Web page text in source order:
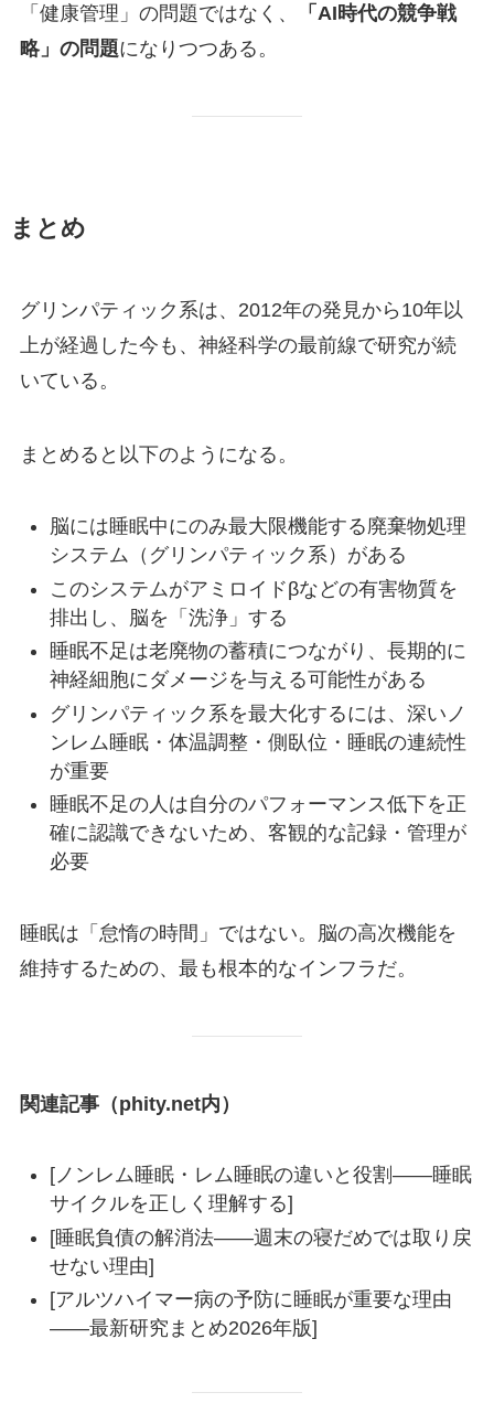
「健康管理」の問題ではなく、
「AI時代の競争戦
略」の問題になりつつある。
まとめ
グリンパティック系は、2012年の発見から10年以
上が経過した今も、神経科学の最前線で研究が続
いている。
まとめると以下のようになる。
脳には睡眠中にのみ最大限機能する廃棄物処理
システム（グリンパティック系）がある
このシステムがアミロイドβなどの有害物質を
排出し、脳を「洗浄」する
睡眠不足は老廃物の蓄積につながり、長期的に
神経細胞にダメージを与える可能性がある
グリンパティック系を最大化するには、深いノ
ンレム睡眠・体温調整・側臥位・睡眠の連続性
が重要
睡眠不足の人は自分のパフォーマンス低下を正
確に認識できないため、客観的な記録・管理が
必要
睡眠は「怠惰の時間」ではない。脳の高次機能を
維持するための、最も根本的なインフラだ。
関連記事（phity.net内）
[ノンレム睡眠・レム睡眠の違いと役割——睡眠
サイクルを正しく理解する]
[睡眠負債の解消法——週末の寝だめでは取り戻
せない理由]
[アルツハイマー病の予防に睡眠が重要な理由
——最新研究まとめ2026年版]